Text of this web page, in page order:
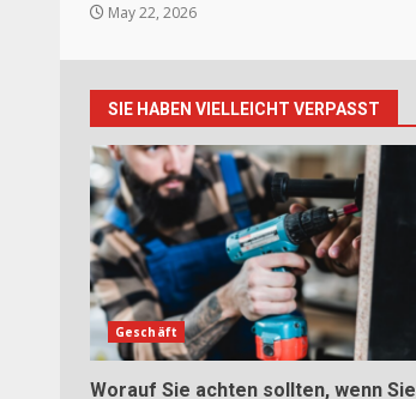
May 22, 2026
SIE HABEN VIELLEICHT VERPASST
Geschäft
Worauf Sie achten sollten, wenn Sie